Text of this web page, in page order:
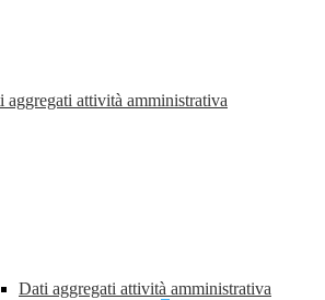
aggregati attività amministrativa
Dati aggregati attività amministrativa